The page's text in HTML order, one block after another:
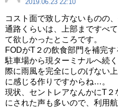
2019.06.23 22:10
コスト面で致し方ないものの
通路くらいは、上部まですべ
て欲しかったところです。
FODがT２の飲食部門を補完
駐車場から現ターミナルへ続
際に雨風を完全にしのげない
に感じる作りですからね…。
現状、セントレアなんかにT
にされた声も多いので、利用